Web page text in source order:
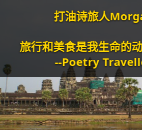
打油诗旅人Morgan
旅行和美食是我生命的动力
--Poetry Traveller